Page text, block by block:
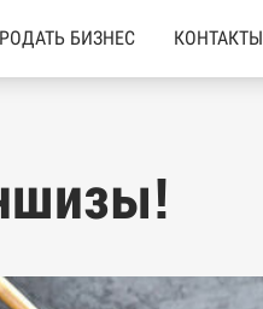
БИЗНЕС КОНТАКТЫ